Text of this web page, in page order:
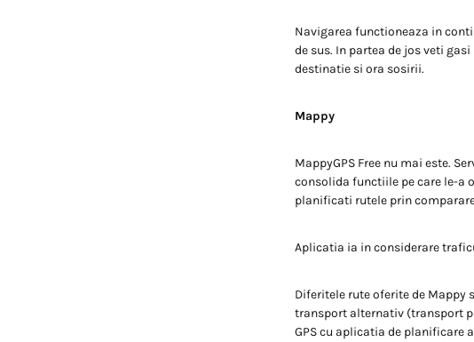
Navigarea functioneaza in
de sus. In partea de jos veti
destinatie si ora sosirii.
Mappy
MappyGPS Free nu mai este.
consolida functiile pe care le-a
planificati rutele prin
Aplicatia ia in considerare
Diferitele rute oferite de
transport alternativ (transport
GPS cu aplicatia de planificare